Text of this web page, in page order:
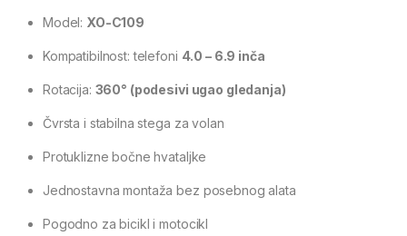
Model: XO-C109
Kompatibilnost: telefoni 4.0 – 6.9 inča
Rotacija: 360° (podesivi ugao gledanja)
Čvrsta i stabilna stega za volan
Protuklizne bočne hvataljke
Jednostavna montaža bez posebnog alata
Pogodno za bicikl i motocikl